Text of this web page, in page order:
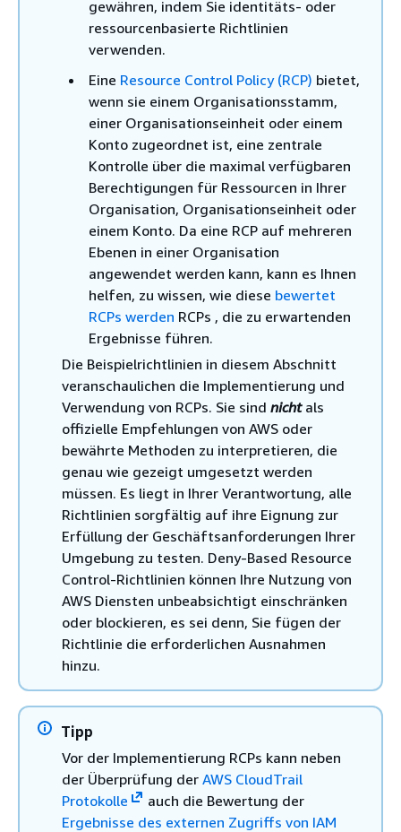
gewähren, indem Sie identitäts- oder
ressourcenbasierte Richtlinien
verwenden.
Eine Resource Control Policy (RCP) bietet,
wenn sie einem Organisationsstamm,
einer Organisationseinheit oder einem
Konto zugeordnet ist, eine zentrale
Kontrolle über die maximal verfügbaren
Berechtigungen für Ressourcen in Ihrer
Organisation, Organisationseinheit oder
einem Konto. Da eine RCP auf mehreren
Ebenen in einer Organisation
angewendet werden kann, kann es Ihnen
helfen, zu wissen, wie diese bewertet
RCPs werden RCPs , die zu erwartenden
Ergebnisse führen.
Die Beispielrichtlinien in diesem Abschnitt
veranschaulichen die Implementierung und
Verwendung von RCPs. Sie sind nichtals
offizielle Empfehlungen von AWS oder
bewährte Methoden zu interpretieren, die
genau wie gezeigt umgesetzt werden
müssen. Es liegt in Ihrer Verantwortung, alle
Richtlinien sorgfältig auf ihre Eignung zur
Erfüllung der Geschäftsanforderungen Ihrer
Umgebung zu testen. Deny-Based Resource
Control-Richtlinien können Ihre Nutzung von
AWS Diensten unbeabsichtigt einschränken
oder blockieren, es sei denn, Sie fügen der
Richtlinie die erforderlichen Ausnahmen
hinzu.
Tipp
Vor der Implementierung RCPs kann neben
der Überprüfung der AWS CloudTrail
Protokolle
auch die Bewertung der
Ergebnisse des externen Zugriffs von IAM